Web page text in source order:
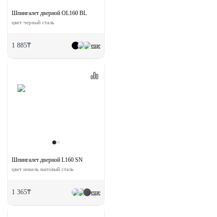
еще
Шпингалет дверной OL160 BL
цвет черный сталь
1 885₸
еще
Шпингалет дверной L160 SN
цвет никель матовый сталь
1 365₸